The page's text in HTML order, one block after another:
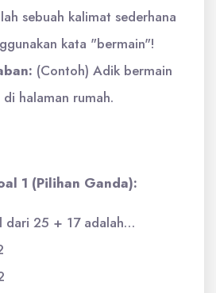
sebuah kalimat sederhana
kata "bermain"!
(Contoh) Adik bermain
halaman rumah.
1 (Pilihan Ganda):
dari 25 + 17 adalah…